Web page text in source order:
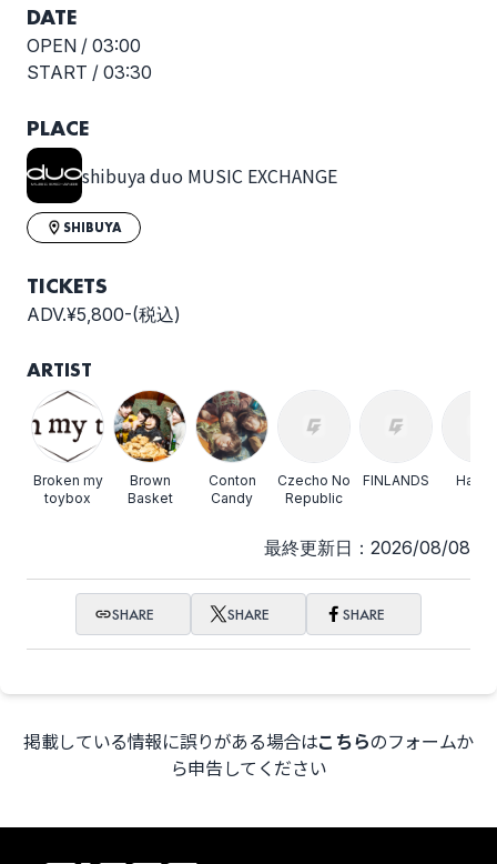
明くる夜の羊
夜の本気ダンス anewhite
式
Game
DATE
OPEN / 03:00
START / 03:30
PLACE
shibuya duo MUSIC EXCHANGE
SHIBUYA
TICKETS
ADV.¥5,800-(税込)
ARTIST
Broken my
toybox
Brown
Basket
Conton
Candy
Czecho No
Republic
FINLANDS
最終更新日：2026/08/08
SHARE SHARE SHARE
掲載している情報に誤りがある場合はこちらのフォームか
ら申告してください